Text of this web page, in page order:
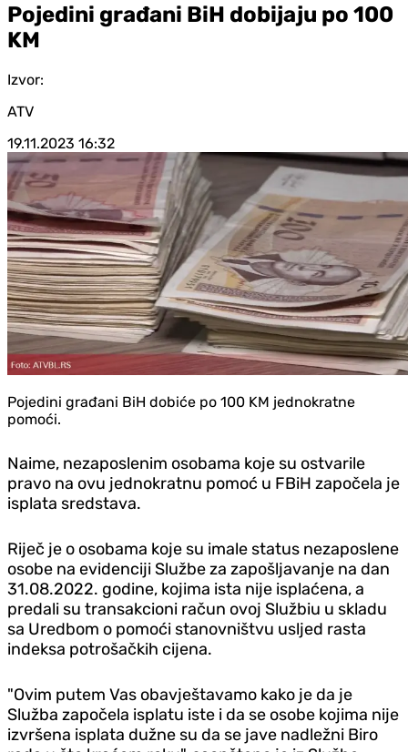
Pojedini građani BiH dobijaju po 100
KM
Izvor:
ATV
19.11.2023 16:32
Pojedini građani BiH dobiće po 100 KM jednokratne
pomoći.
Naime, nezaposlenim osobama koje su ostvarile
pravo na ovu jednokratnu pomoć u FBiH započela je
isplata sredstava.
Riječ je o osobama koje su imale status nezaposlene
osobe na evidenciji Službe za zapošljavanje na dan
31.08.2022. godine, kojima ista nije isplaćena, a
predali su transakcioni račun ovoj Službiu u skladu
sa Uredbom o pomoći stanovništvu usljed rasta
indeksa potrošačkih cijena.
"Ovim putem Vas obavještavamo kako je da je
Služba započela isplatu iste i da se osobe kojima nije
izvršena isplata dužne su da se jave nadležni Biro